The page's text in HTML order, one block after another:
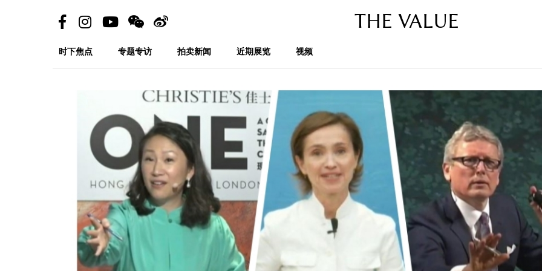
THE VALUE
时下焦点 专题专访 拍卖新闻 近期展览 视频